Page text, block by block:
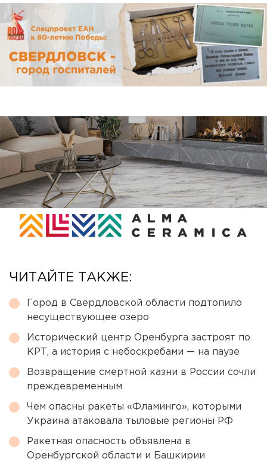
ЧИТАЙТЕ ТАКЖЕ:
Город в Свердловской области подтопило
несуществующее озеро
Исторический центр Оренбурга застроят по
КРТ, а история с небоскребами — на паузе
Возвращение смертной казни в России сочли
преждевременным
Чем опасны ракеты «Фламинго», которыми
Украина атаковала тыловые регионы РФ
Ракетная опасность объявлена в
Оренбургской области и Башкирии